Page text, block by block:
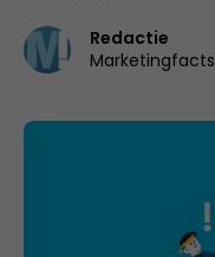
Redactie
Marketingfacts